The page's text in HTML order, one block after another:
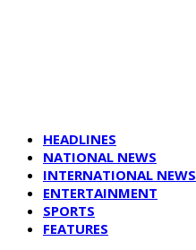
HEADLINES
NATIONAL NEWS
INTERNATIONAL NEWS
ENTERTAINMENT
SPORTS
FEATURES